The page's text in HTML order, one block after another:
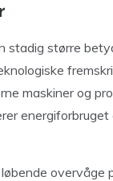
stadig større
maskiner og
energiforbruget
overvåge